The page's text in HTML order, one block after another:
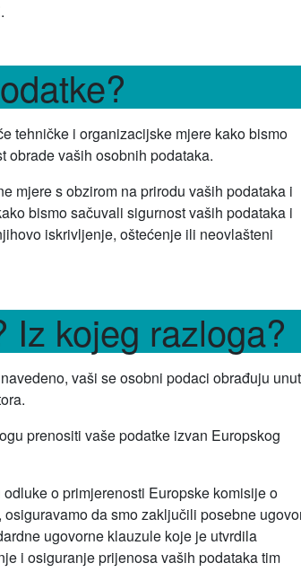
.
tehničke i organizacijske mjere kako bismo
obrade vaših osobnih podataka.
mjere s obzirom na prirodu vaših podataka i
bismo sačuvali sigurnost vaših podataka i
iskrivljenje, oštećenje ili neovlašteni
Iz kojeg razloga?
vaši se osobni podaci obrađuju
prenositi vaše podatke izvan Europskog
o primjerenosti Europske komisije o
da smo zaključili posebne
ugovorne klauzule koje je utvrdila
i osiguranje prijenosa vaših podataka tim